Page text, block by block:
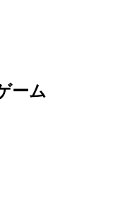
ーム